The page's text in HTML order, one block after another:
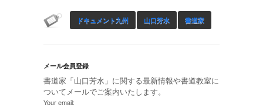
ドキュメント九州 山口芳水 書道家
メール会員登録
書道家「山口芳水」に関する最新情報や書道教室に
ついてメールでご案内いたします。
Your email: